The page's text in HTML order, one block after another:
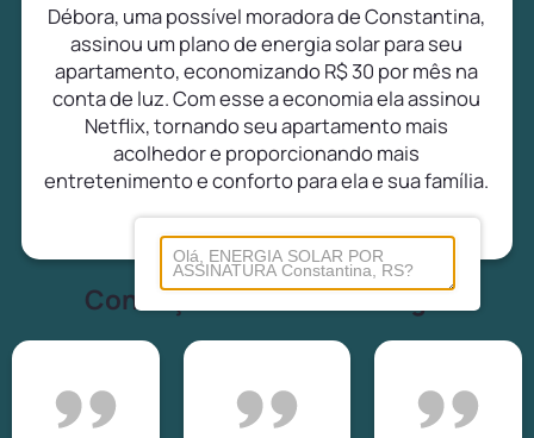
Débora, uma possível moradora de Constantina,
assinou um plano de energia solar para seu
apartamento, economizando R$ 30 por mês na
conta de luz. Com esse a economia ela assinou
Netflix, tornando seu apartamento mais
acolhedor e proporcionando mais
entretenimento e conforto para ela e sua família.
Conheça tudo sobre energia